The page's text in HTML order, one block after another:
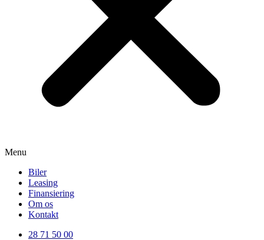
Menu
Biler
Leasing
Finansiering
Om os
Kontakt
28 71 50 00